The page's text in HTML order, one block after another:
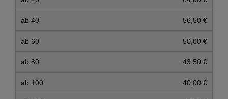
ab 40 56,50 €
ab 60 50,00 €
ab 80 43,50 €
ab 100 40,00 €